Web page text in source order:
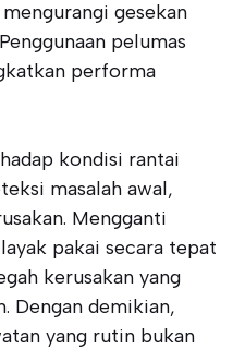
gesekan
pelumas
performa
kondisi rantai
masalah awal,
Mengganti
pakai secara tepat
kerusakan yang
Dengan demikian,
yang rutin bukan